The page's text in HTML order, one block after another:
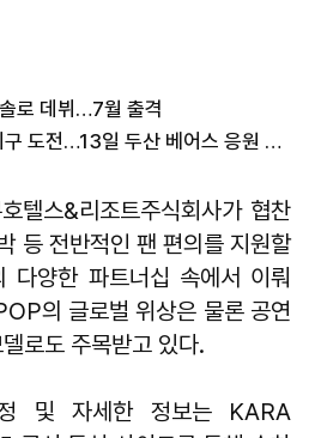
로 데뷔…7월 출격
SF9 유태양, 데뷔 첫 시구 도전…13일 두산 베어스 응원 나선다
텔스&리조트주식회사가 협찬
등 전반적인 팬 편의를 지원할
다양한 파트너십 속에서 이뤄
의 글로벌 위상은 물론 공연
로도 주목받고 있다.
및 자세한 정보는 KARA